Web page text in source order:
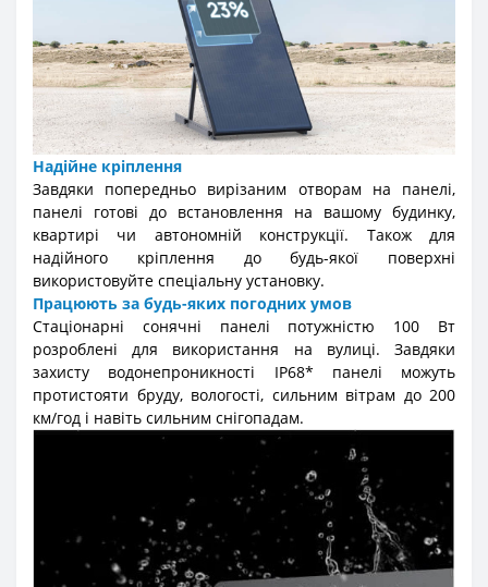
Надійне кріплення
Завдяки попередньо вирізаним отворам на панелі,
панелі готові до встановлення на вашому будинку,
квартирі чи автономній конструкції. Також для
надійного кріплення до будь-якої поверхні
використовуйте спеціальну установку.
Працюють за будь-яких погодних умов
Стаціонарні сонячні панелі потужністю 100 Вт
розроблені для використання на вулиці. Завдяки
захисту водонепроникності IP68* панелі можуть
протистояти бруду, вологості, сильним вітрам до 200
км/год і навіть сильним снігопадам.